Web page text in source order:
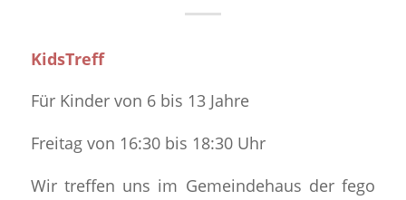
KidsTreff
Für Kinder von 6 bis 13 Jahre
Freitag von 16:30 bis 18:30 Uhr
Wir treffen uns im Gemeindehaus der fego